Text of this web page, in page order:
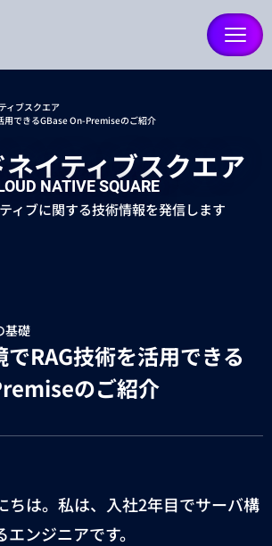
ィブスクエア
用できるGBase On-Premiseのご紹介
イティブスクエア
NATIVE SQUARE
ィブに関する技術情報を発信します
基礎
RAG技術を活用できる
のご紹介
ちは。私は、入社2年目でサーバ構
ンジニアです。